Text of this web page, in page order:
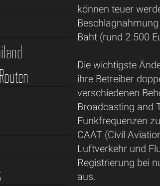
können teuer
Baht (rund 2.500
Die wichtigste
ihre Betreiber
verschiedenen
Broadcasting and
Funkfrequenzen
CAAT (Civil
Luftverkehr und
Registrierung bei
aus.